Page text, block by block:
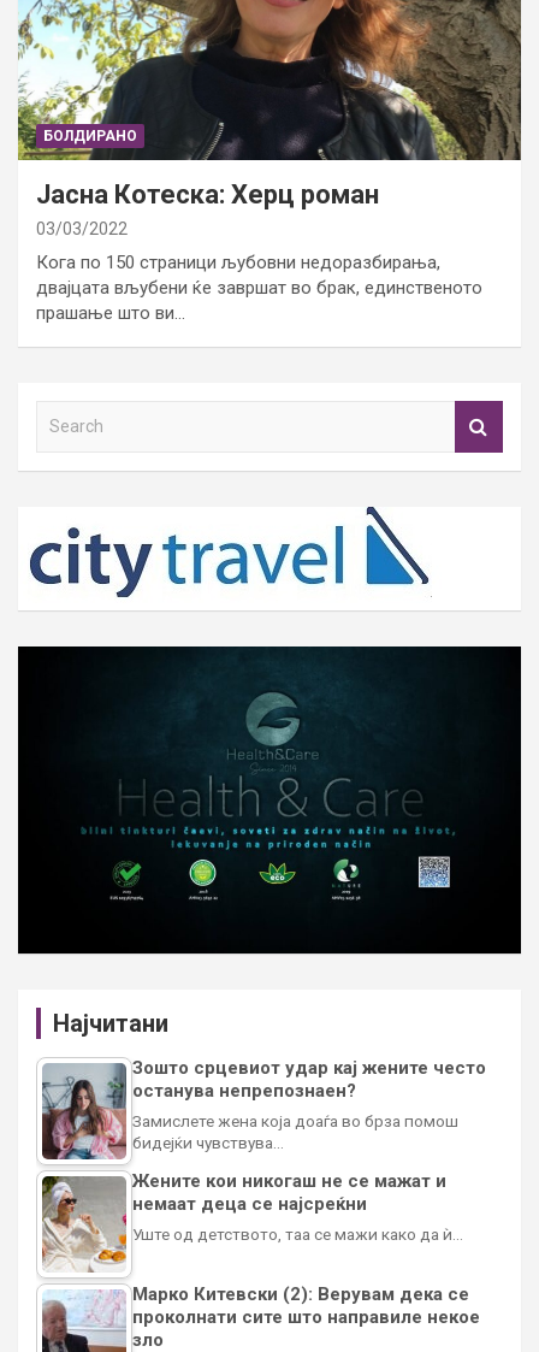
БОЛДИРАНО
Јасна Котеска: Херц роман
03/03/2022
Кога по 150 страници љубовни недоразбирања,
двајцата вљубени ќе завршат во брак, единственото
прашање што ви…
h
Најчитани
Зошто срцевиот удар кај жените често
останува непрепознаен?
Замислете жена која доаѓа во брза помош
бидејќи чувствува…
Жените кои никогаш не се мажат и
немаат деца се најсреќни
Уште од детството, таа се мажи како да ѝ…
Марко Китевски (2): Верувам дека се
проколнати сите што направиле некое
зло